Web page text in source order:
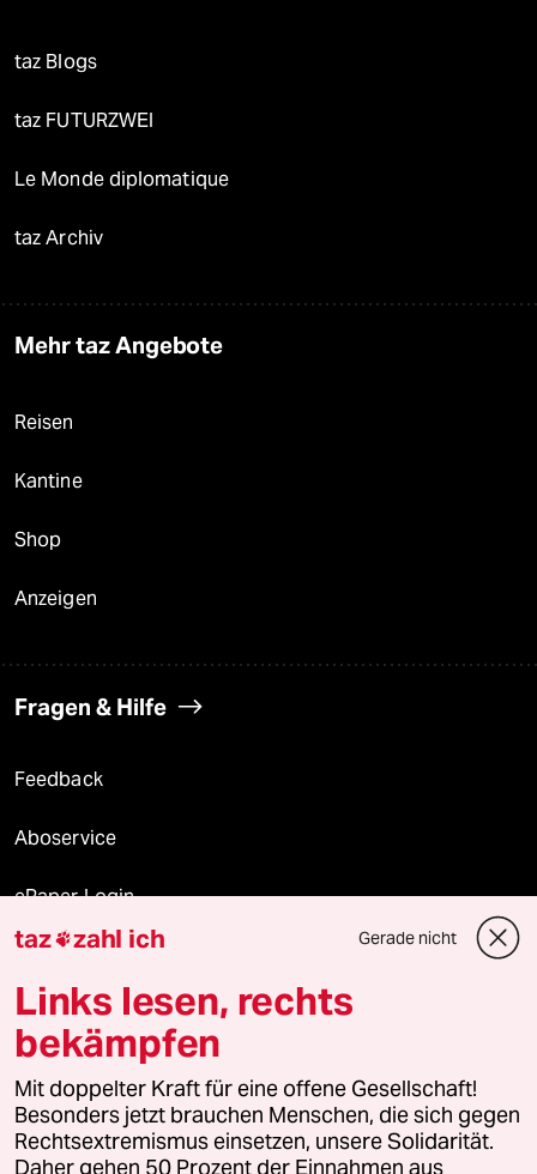
taz Blogs
taz FUTURZWEI
Le Monde diplomatique
taz Archiv
Mehr taz Angebote
Reisen
Kantine
Shop
Anzeigen
Fragen & Hilfe
Feedback
Aboservice
ePaper Login
Downloads für Abonnierende
© 2026 taz Verlags und Vertriebs GmbH
Alle Rechte vorbehalten. Bei rechtlichen Fragen oder für Genehmigungen
wenden Sie sich bitte an
lizenzen@taz.de
taz zahl ich Gerade nicht
Links lesen, rechts
bekämpfen
Mit doppelter Kraft für eine offene Gesellschaft!
Besonders jetzt brauchen Menschen, die sich gegen
Rechtsextremismus einsetzen, unsere Solidarität.
Daher gehen 50 Prozent der Einnahmen aus